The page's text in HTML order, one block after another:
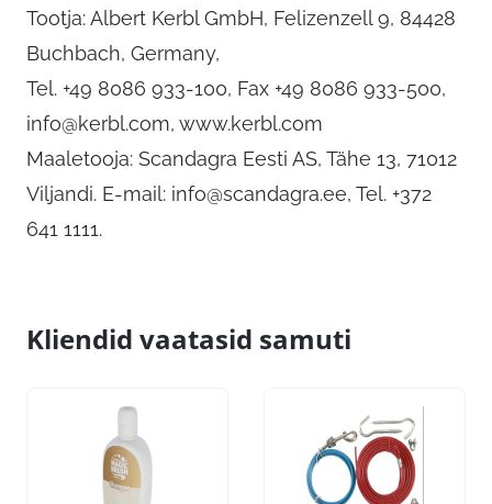
Tootja: Albert Kerbl GmbH, Felizenzell 9, 84428
Buchbach, Germany,
Tel. +49 8086 933-100, Fax +49 8086 933-500,
info@kerbl.com, www.kerbl.com
Maaletooja: Scandagra Eesti AS, Tähe 13, 71012
Viljandi. E-mail: info@scandagra.ee, Tel. +372
641 1111.
Kliendid vaatasid samuti